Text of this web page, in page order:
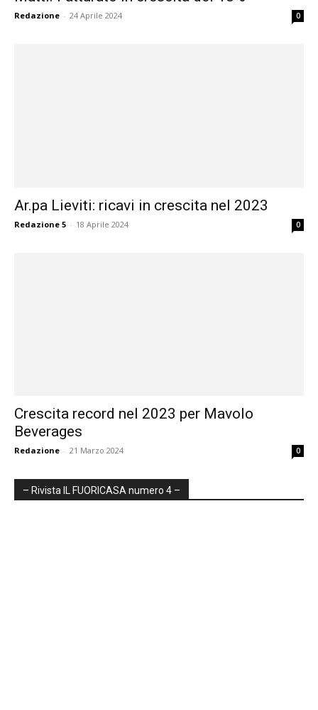
Redazione - 24 Aprile 2024 0
Ar.pa Lieviti: ricavi in crescita nel 2023
Redazione 5 - 18 Aprile 2024 0
Crescita record nel 2023 per Mavolo
Beverages
Redazione - 21 Marzo 2024 0
– Rivista IL FUORICASA numero 4 –